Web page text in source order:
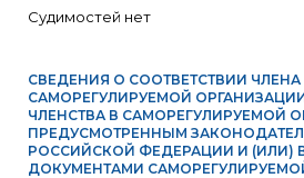
Судимостей нет
СВЕДЕНИЯ О СООТВЕТСТВИИ ЧЛЕНА
САМОРЕГУЛИРУЕМОЙ
ЧЛЕНСТВА В САМОРЕГУЛИРУЕМОЙ
ПРЕДУСМОТРЕННЫМ
РОССИЙСКОЙ ФЕДЕРАЦИИ И (ИЛИ)
ДОКУМЕНТАМИ